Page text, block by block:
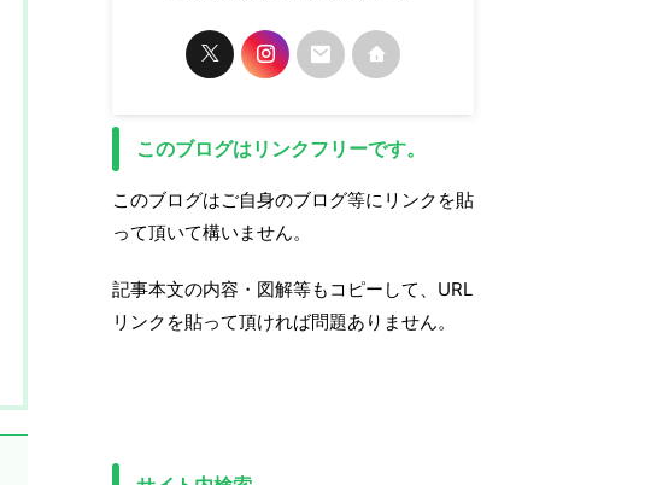
このブログはリンクフリーです。
このブログはご自身のブログ等にリンクを貼
って頂いて構いません。
記事本文の内容・図解等もコピーして、URL
リンクを貼って頂ければ問題ありません。